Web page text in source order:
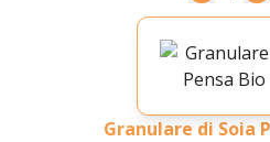
Granulare di Soia